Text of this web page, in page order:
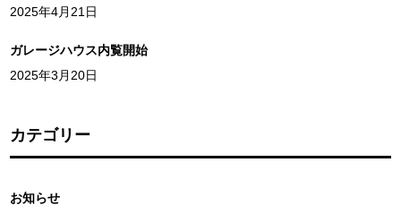
2025年4月21日
ガレージハウス内覧開始
2025年3月20日
カテゴリー
お知らせ